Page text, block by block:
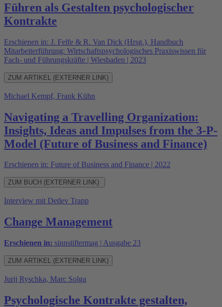
Führen als Gestalten psychologischer
Kontrakte
Erschienen in: J. Felfe & R. Van Dick (Hrsg.), Handbuch
Mitarbeiterführung: Wirtschaftspsychologisches Praxiswissen für
Fach- und Führungskräfte | Wiesbaden | 2023
ZUM ARTIKEL (EXTERNER LINK)
Michael Kempf, Frank Kühn
Navigating a Travelling Organization:
Insights, Ideas and Impulses from the 3-P-
Model (Future of Business and Finance)
Erschienen in: Future of Business and Finance | 2022
ZUM BUCH (EXTERNER LINK)
Interview mit Detlev Trapp
Change Management
Erschienen in: sinnstiftermag | Ausgabe 23
ZUM ARTIKEL (EXTERNER LINK)
Jurij Ryschka, Marc Solga
Psychologische Kontrakte gestalten,